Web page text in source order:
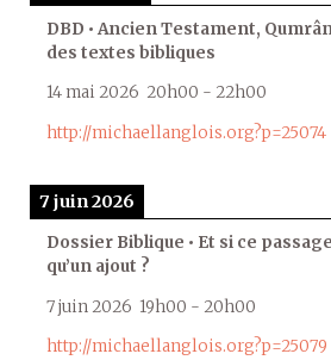
DBD • Ancien Testament,
des textes bibliques
14 mai 2026 20h00 - 22h00
http://michaellanglois.org?p=25074
7 juin 2026
Dossier Biblique • Et si ce
qu’un ajout ?
7 juin 2026 19h00 - 20h00
http://michaellanglois.org?p=25079